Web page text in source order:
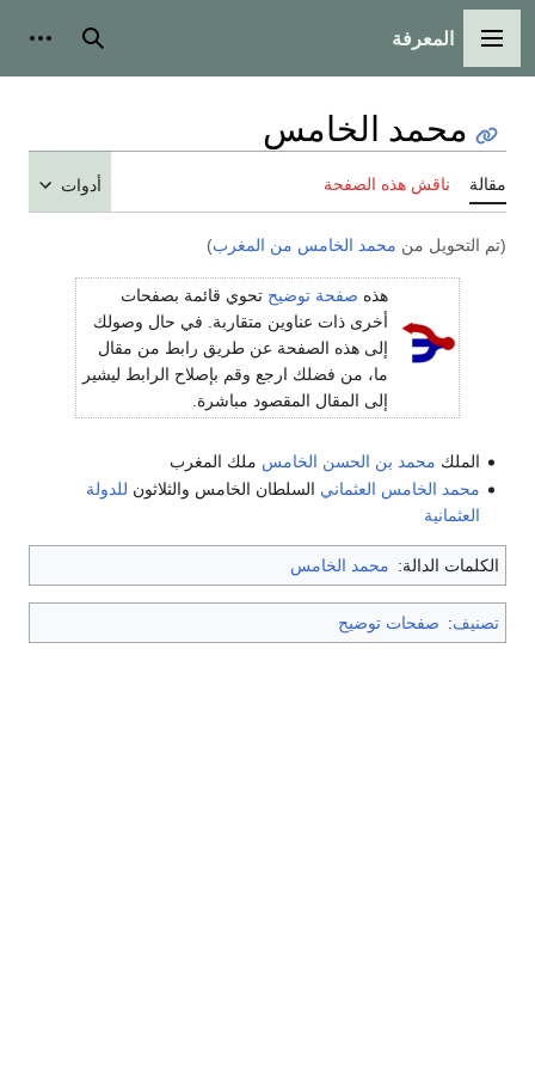
القائمة الرئيسية
المعرفة بحث
محمد الخامس
مقالة ناقش هذه الصفحة أدوات
(تم التحويل من محمد الخامس من المغرب)
هذه صفحة توضيح تحوي قائمة بصفحات
أخرى ذات عناوين متقاربة. في حال وصولك
إلى هذه الصفحة عن طريق رابط من مقال
ما، من فضلك ارجع وقم بإصلاح الرابط ليشير
إلى المقال المقصود مباشرة.
الملك محمد بن الحسن الخامس ملك المغرب
محمد الخامس العثماني السلطان الخامس والثلاثون للدولة
العثمانية
الكلمات الدالة: محمد الخامس
تصنيف: صفحات توضيح